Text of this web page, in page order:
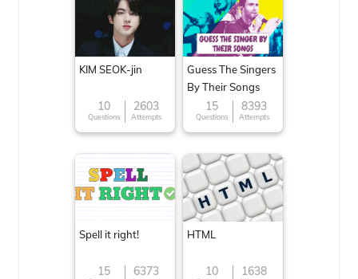
KIM SEOK-jin
10
Questions
2603
Attempts
Guess The Singers
By Their Songs
15
Questions
8393
Attempts
Spell it right!
15 6373
HTML
10 1638